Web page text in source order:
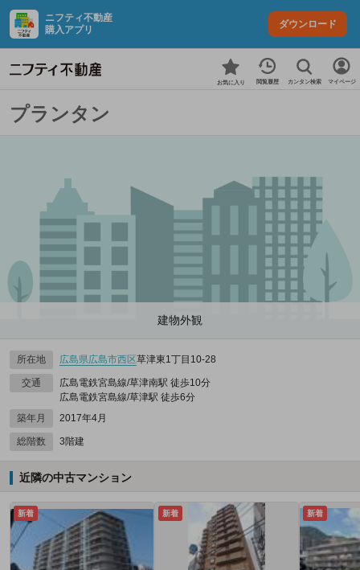
ニフティ不動産
購入アプリ
ダウンロード
お気に入り 閲覧履歴 カンタン検索 マイページ
プランタン
建物外観
所在地 広島県広島市西区草津東1丁目10-28
交通
広島電鉄宮島線/草津南駅 徒歩10分
広島電鉄宮島線/草津駅 徒歩6分
築年月
2017年4月
総階数 3階建
近隣の中古マンション
新着 新着 新着